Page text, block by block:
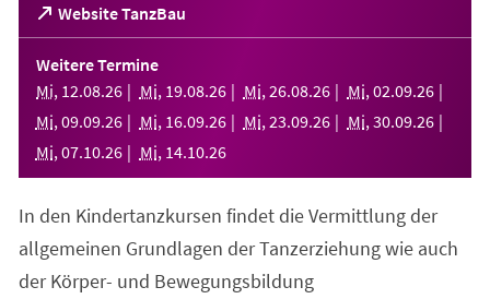
Website TanzBau
(Öffnet
in
einem
neuen
Tab)
Weitere Termine
Mi, 12.08.26 Mi, 19.08.26 Mi, 26.08.26 Mi, 02.09.26
Mi, 09.09.26 Mi, 16.09.26 Mi, 23.09.26 Mi, 30.09.26
Mi, 07.10.26 Mi, 14.10.26
In den Kindertanzkursen findet die Vermittlung der
allgemeinen Grundlagen der Tanzerziehung wie auch
der Körper- und Bewegungsbildung